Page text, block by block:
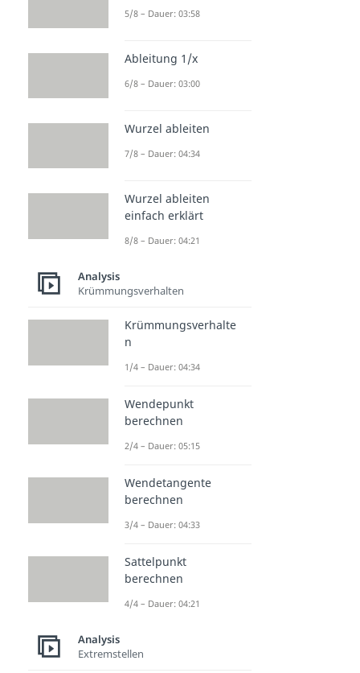
5/8 – Dauer: 03:58
Ableitung 1/x
6/8 – Dauer: 03:00
Wurzel ableiten
7/8 – Dauer: 04:34
Wurzel ableiten
einfach erklärt
8/8 – Dauer: 04:21
Analysis
Krümmungsverhalten
Krümmungsverhalte
n
1/4 – Dauer: 04:34
Wendepunkt
berechnen
2/4 – Dauer: 05:15
Wendetangente
berechnen
3/4 – Dauer: 04:33
Sattelpunkt
berechnen
4/4 – Dauer: 04:21
Analysis
Extremstellen